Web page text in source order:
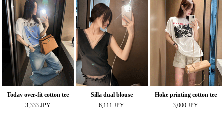
Today over-fit cotton tee
3,333 JPY
Silla dual blouse
6,111 JPY
Hoke printing cotton tee
3,000 JPY